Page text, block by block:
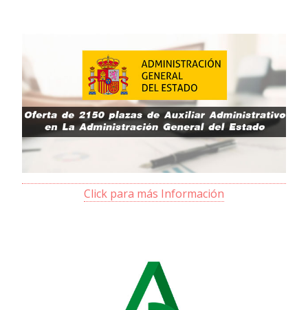
Click para más Información